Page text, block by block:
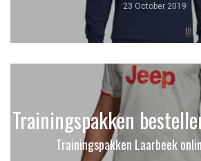
23 October 2019
Trainingspakken
Trainingspakken Laarbeek